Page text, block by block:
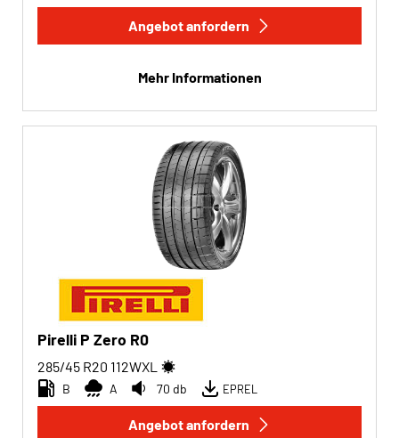
Angebot anfordern
Mehr Informationen
Pirelli P Zero R0
285/45 R20 112WXL
B A 70 db EPREL
Angebot anfordern